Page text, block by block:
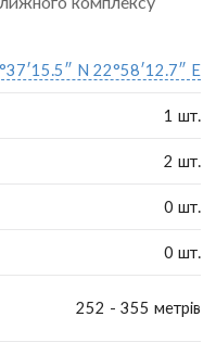
N 22°58′12.7″ E
1 шт.
2 шт.
0 шт.
0 шт.
252 - 355 метрів